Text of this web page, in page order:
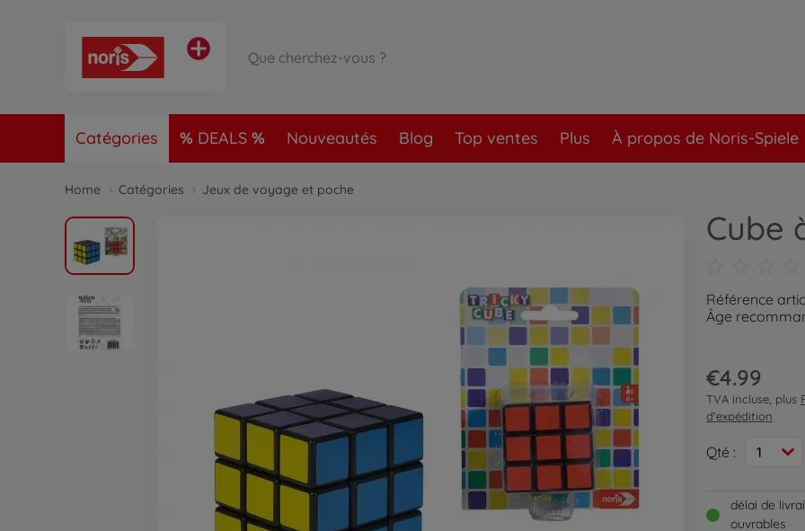
Catégories DEALS Nouveautés Blog Top ventes Plus À propos de Noris-Spiele
Home Catégories Jeux de voyage et poche
Cube
Référence
Âge
€4.99
TVA incluse, plus
d'expédition
Qté : 1
délai de
ouvrables